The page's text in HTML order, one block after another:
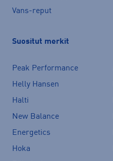
Vans-reput
Suositut merkit
Peak Performance
Helly Hansen
Halti
New Balance
Energetics
Hoka